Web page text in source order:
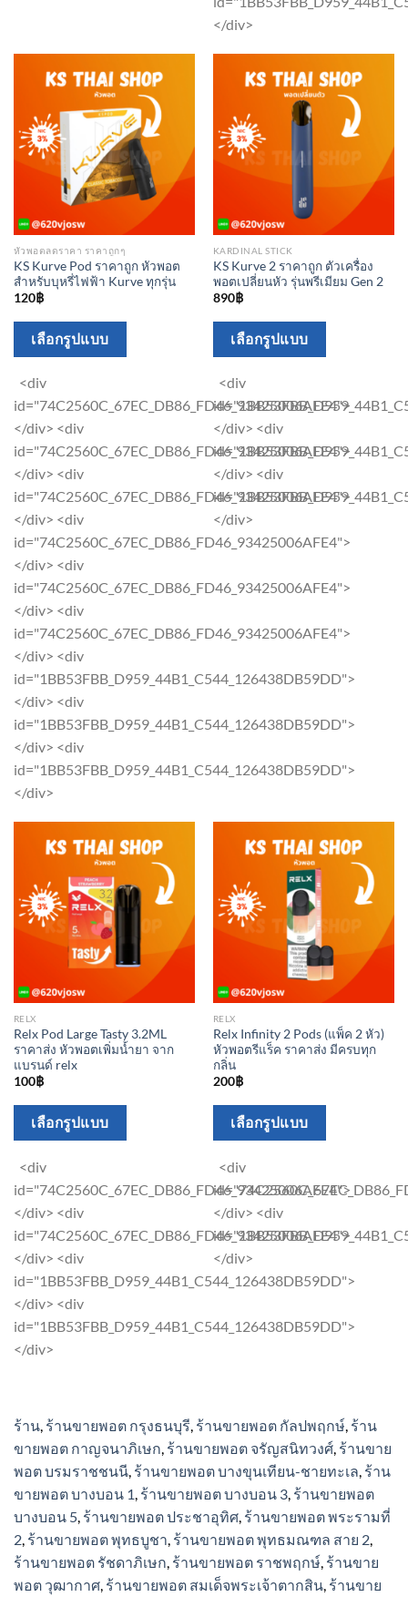
chosen
on
the
product
page
chosen
on
the
product
</div>
หัวพอตลดราคา ราคาถูกๆ
KS Kurve Pod ราคาถูก หัวพอต
สำหรับบุหรี่ไฟฟ้า Kurve ทุกรุ่น
120฿
เลือกรูปแบบ
multiple
The
may
chosen
the
page
<div
id="74C2560C_67EC_DB86_FD46_93425006AFE4">
</div> <div
id="74C2560C_67EC_DB86_FD46_93425006AFE4">
</div> <div
id="74C2560C_67EC_DB86_FD46_93425006AFE4">
</div> <div
id="74C2560C_67EC_DB86_FD46_93425006AFE4">
</div> <div
id="74C2560C_67EC_DB86_FD46_93425006AFE4">
</div> <div
id="74C2560C_67EC_DB86_FD46_93425006AFE4">
</div> <div
id="1BB53FBB_D959_44B1_C544_126438DB59DD">
</div> <div
id="1BB53FBB_D959_44B1_C544_126438DB59DD">
</div> <div
id="1BB53FBB_D959_44B1_C544_126438DB59DD">
</div>
KARDINAL STICK
KS Kurve 2 ราคาถูก ตัวเครื่อง
พอตเปลี่ยนหัว รุ่นพรีเมียม Gen 2
890฿
เลือกรูปแบบ
multiple
The
may
chosen
the
page
<div
</div> <div
</div> <div
</div>
RELX
Relx Pod Large Tasty 3.2ML
ราคาส่ง หัวพอตเพิ่มน้ำยา จาก
แบรนด์ relx
100฿
เลือกรูปแบบ
multiple
The
may
chosen
<div
id="74C2560C_67EC_DB86_FD46_93425006AFE4">
</div> <div
id="74C2560C_67EC_DB86_FD46_93425006AFE4">
</div> <div
id="1BB53FBB_D959_44B1_C544_126438DB59DD">
</div> <div
id="1BB53FBB_D959_44B1_C544_126438DB59DD">
</div>
RELX
Relx Infinity 2 Pods (แพ็ค 2 หัว)
หัวพอตรีแร็ค ราคาส่ง มีครบทุก
กลิ่น
200฿
เลือกรูปแบบ
multiple
The
may
chosen
<div
</div> <div
</div>
ร้าน, ร้านขายพอต กรุงธนบุรี, ร้านขายพอต กัลปพฤกษ์, ร้าน
ขายพอต กาญจนาภิเษก, ร้านขายพอต จรัญสนิทวงศ์, ร้านขาย
พอต บรมราชชนนี, ร้านขายพอต บางขุนเทียน-ชายทะเล, ร้าน
ขายพอต บางบอน 1, ร้านขายพอต บางบอน 3, ร้านขายพอต
บางบอน 5, ร้านขายพอต ประชาอุทิศ, ร้านขายพอต พระรามที่
2, ร้านขายพอต พุทธบูชา, ร้านขายพอต พุทธมณฑล สาย 2,
ร้านขายพอต รัชดาภิเษก, ร้านขายพอต ราชพฤกษ์, ร้านขาย
พอต วุฒากาศ, ร้านขายพอต สมเด็จพระเจ้าตากสิน, ร้านขาย